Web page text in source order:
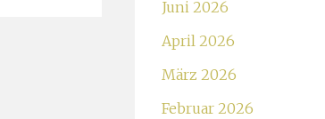
Juni 2026
April 2026
März 2026
Februar 2026